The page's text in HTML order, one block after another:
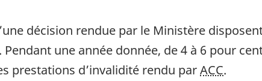
décision rendue par le Ministère
une année donnée, de 4 à 6 pour
prestations d’invalidité rendu parACC.